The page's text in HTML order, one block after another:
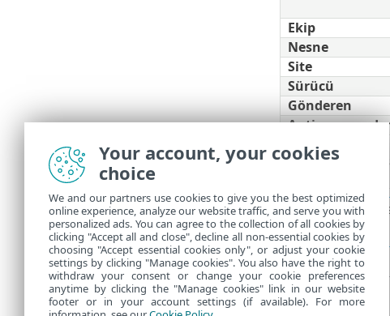
Ekip
Nesne
Site
Sürücü
Gönderen
Antispam
Serbest
bırakıldı/
çıkarılır.
Your account, your cookies
choice
We and our partners use cookies to give you the best optimized
online experience, analyze our website traffic, and serve you with
personalized ads. You can agree to the collection of all cookies by
clicking "Accept all and close", decline all non-essential cookies by
choosing "Accept essential cookies only", or adjust your cookie
settings by clicking "Manage cookies". You also have the right to
withdraw your consent or change your cookie preferences
anytime by clicking the "Manage cookies" link in our website
footer or in your account settings (if available). For more